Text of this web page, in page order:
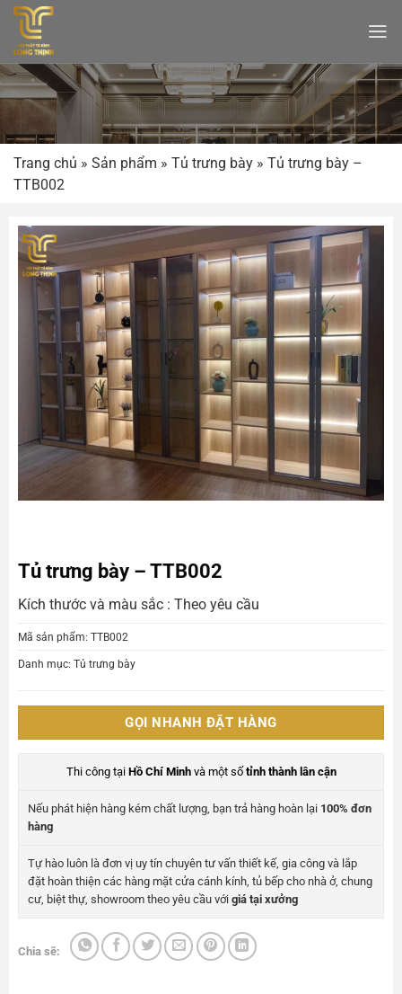
Bỏ
qua
nội
dung
Trang chủ » Sản phẩm » Tủ trưng bày » Tủ trưng bày –
TTB002
Tủ trưng bày – TTB002
Kích thước và màu sắc : Theo yêu cầu
Mã sản phẩm: TTB002
Danh mục: Tủ trưng bày
GỌI NHANH ĐẶT HÀNG
Thi công tại Hồ Chí Minhvà một sốtỉnh thành lân cận
Nếu phát hiện hàng kém chất lượng, bạn trả hàng hoàn lại 100% đơn
hàng
Tự hào luôn là đơn vị uy tín chuyên tư vấn thiết kế, gia công và lắp
đặt hoàn thiện các hàng mặt cửa cánh kính, tủ bếp cho nhà ở, chung
cư, biệt thự, showroom theo yêu cầu với giá tại xưởng
Chia sẽ: